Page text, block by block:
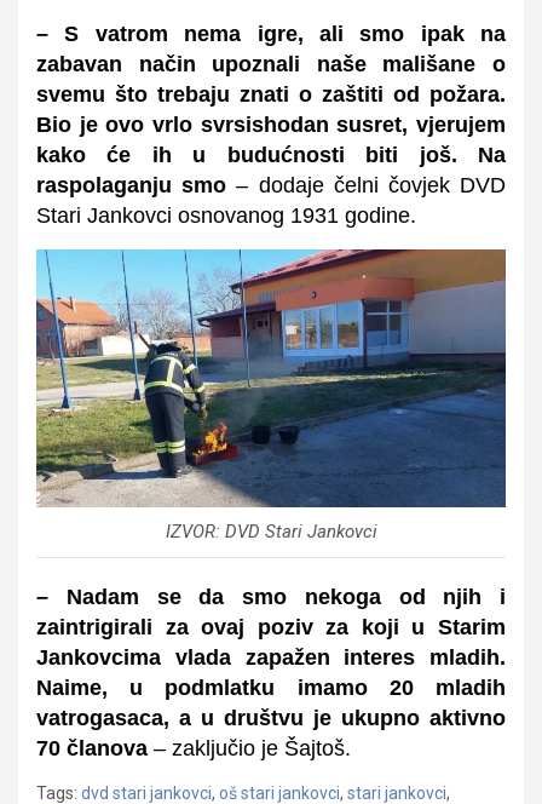
– S vatrom nema igre, ali smo ipak na
zabavan način upoznali naše mališane o
svemu što trebaju znati o zaštiti od požara.
Bio je ovo vrlo svrsishodan susret, vjerujem
kako će ih u budućnosti biti još. Na
raspolaganju smo – dodaje čelni čovjek DVD
Stari Jankovci osnovanog 1931 godine.
IZVOR: DVD Stari Jankovci
– Nadam se da smo nekoga od njih i
zaintrigirali za ovaj poziv za koji u Starim
Jankovcima vlada zapažen interes mladih.
Naime, u podmlatku imamo 20 mladih
vatrogasaca, a u društvu je ukupno aktivno
70 članova – zaključio je Šajtoš.
Tags: dvd stari jankovci, oš stari jankovci, stari jankovci,